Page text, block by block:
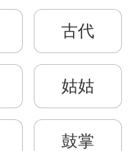
古代
姑姑
鼓掌